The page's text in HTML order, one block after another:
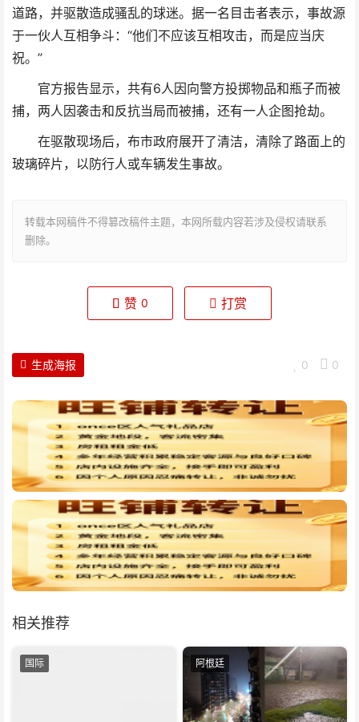
道路，并驱散造成骚乱的球迷。据一名目击者表示，事故源
于一伙人互相争斗：“他们不应该互相攻击，而是应当庆
祝。”
官方报告显示，共有6人因向警方投掷物品和瓶子而被
捕，两人因袭击和反抗当局而被捕，还有一人企图抢劫。
在驱散现场后，布市政府展开了清洁，清除了路面上的
玻璃碎片，以防行人或车辆发生事故。
转载本网稿件不得篡改稿件主题，本网所载内容若涉及侵权请联系
删除。
赞 0 打赏
0 0
生成海报
相关推荐
国际 阿根廷